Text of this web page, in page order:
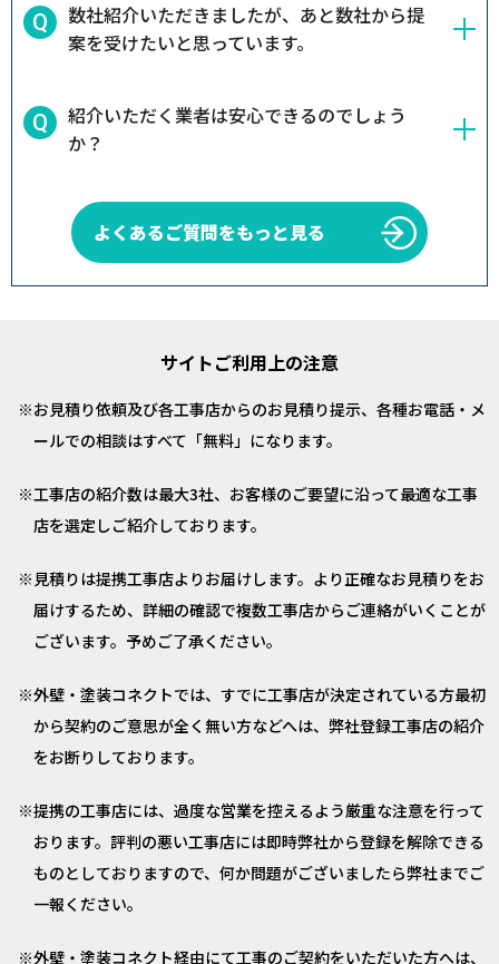
数社紹介いただきましたが、あと数社から提
案を受けたいと思っています。
紹介いただく業者は安心できるのでしょう
か？
よくあるご質問をもっと見る
サイトご利用上の注意
お見積り依頼及び各工事店からのお見積り提示、各種お電話・メ
ールでの相談はすべて「無料」になります。
工事店の紹介数は最大3社、お客様のご要望に沿って最適な工事
店を選定しご紹介しております。
見積りは提携工事店よりお届けします。より正確なお見積りをお
届けするため、詳細の確認で複数工事店からご連絡がいくことが
ございます。予めご了承ください。
外壁・塗装コネクトでは、すでに工事店が決定されている方最初
から契約のご意思が全く無い方などへは、弊社登録工事店の紹介
をお断りしております。
提携の工事店には、過度な営業を控えるよう厳重な注意を行って
おります。評判の悪い工事店には即時弊社から登録を解除できる
ものとしておりますので、何か問題がございましたら弊社までご
一報ください。
外壁・塗装コネクト経由にて工事のご契約をいただいた方へは、